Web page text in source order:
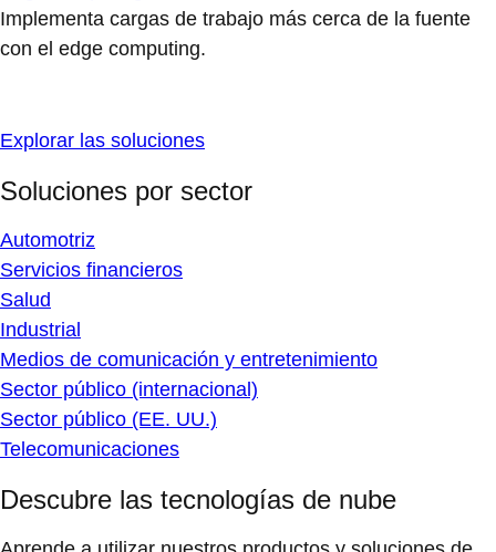
Implementa cargas de trabajo más cerca de la fuente
con el edge computing.
Explorar las soluciones
Soluciones por sector
Automotriz
Servicios financieros
Salud
Industrial
Medios de comunicación y entretenimiento
Sector público (internacional)
Sector público (EE. UU.)
Telecomunicaciones
Descubre las tecnologías de nube